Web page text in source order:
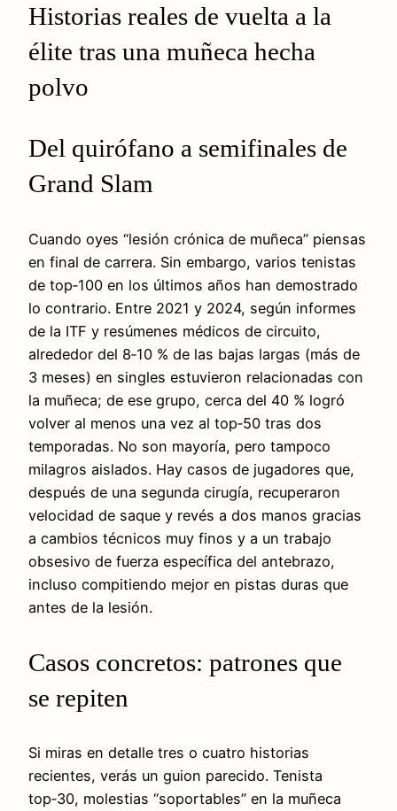
Historias reales de vuelta a la
élite tras una muñeca hecha
polvo
Del quirófano a semifinales de
Grand Slam
Cuando oyes “lesión crónica de muñeca” piensas
en final de carrera. Sin embargo, varios tenistas
de top‑100 en los últimos años han demostrado
lo contrario. Entre 2021 y 2024, según informes
de la ITF y resúmenes médicos de circuito,
alrededor del 8‑10 % de las bajas largas (más de
3 meses) en singles estuvieron relacionadas con
la muñeca; de ese grupo, cerca del 40 % logró
volver al menos una vez al top‑50 tras dos
temporadas. No son mayoría, pero tampoco
milagros aislados. Hay casos de jugadores que,
después de una segunda cirugía, recuperaron
velocidad de saque y revés a dos manos gracias
a cambios técnicos muy finos y a un trabajo
obsesivo de fuerza específica del antebrazo,
incluso compitiendo mejor en pistas duras que
antes de la lesión.
Casos concretos: patrones que
se repiten
Si miras en detalle tres o cuatro historias
recientes, verás un guion parecido. Tenista
top‑30, molestias “soportables” en la muñeca